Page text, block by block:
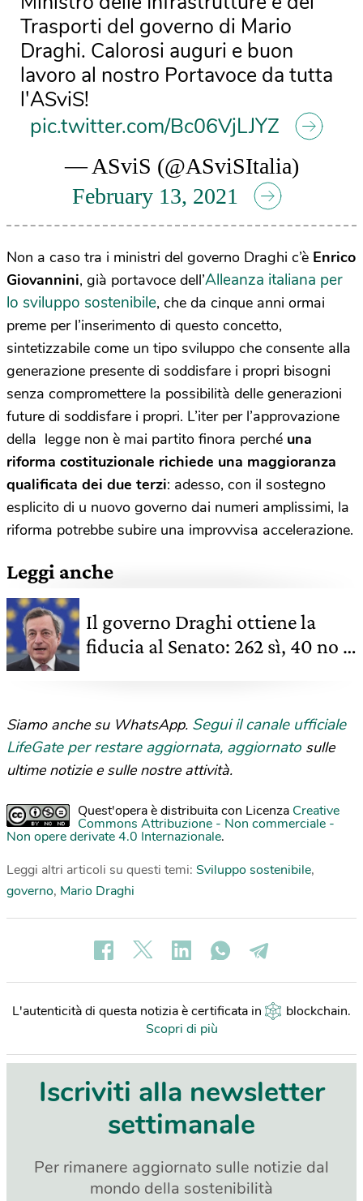
Trasporti del governo di Mario
Draghi. Calorosi auguri e buon
lavoro al nostro Portavoce da tutta
l'ASviS!
pic.twitter.com/Bc06VjLJYZ
— ASviS (@ASviSItalia)
February 13, 2021
Non a caso tra i ministri del governo Draghi c’è Enrico
Giovannini, già portavoce dell’Alleanza italiana per
lo sviluppo sostenibile, che da cinque anni ormai
preme per l’inserimento di questo concetto,
sintetizzabile come un tipo sviluppo che consente alla
generazione presente di soddisfare i propri bisogni
senza compromettere la possibilità delle generazioni
future di soddisfare i propri. L’iter per l’approvazione
della legge non è mai partito finora perché una
riforma costituzionale richiede una maggioranza
qualificata dei due terzi: adesso, con il sostegno
esplicito di u nuovo governo dai numeri amplissimi, la
riforma potrebbe subire una improvvisa accelerazione.
Leggi anche
Il governo Draghi ottiene la
fiducia al Senato: 262 sì, 40 no –
Siamo anche su WhatsApp. Segui il canale ufficiale
LifeGate per restare aggiornata, aggiornato sulle
ultime notizie e sulle nostre attività.
Quest'opera è distribuita con Licenza Creative
Commons Attribuzione - Non commerciale -
Non opere derivate 4.0 Internazionale.
Leggi altri articoli su questi temi: Sviluppo sostenibile,
governo, Mario Draghi
L'autenticità di questa notizia è certificata in blockchain.
Scopri di più
Iscriviti alla newsletter
settimanale
Per rimanere aggiornato sulle notizie dal
mondo della sostenibilità